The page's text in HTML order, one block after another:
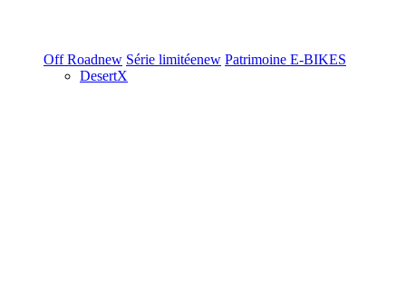
Off Roadnew Série limitéenew Patrimoine E-BIKES
DesertX